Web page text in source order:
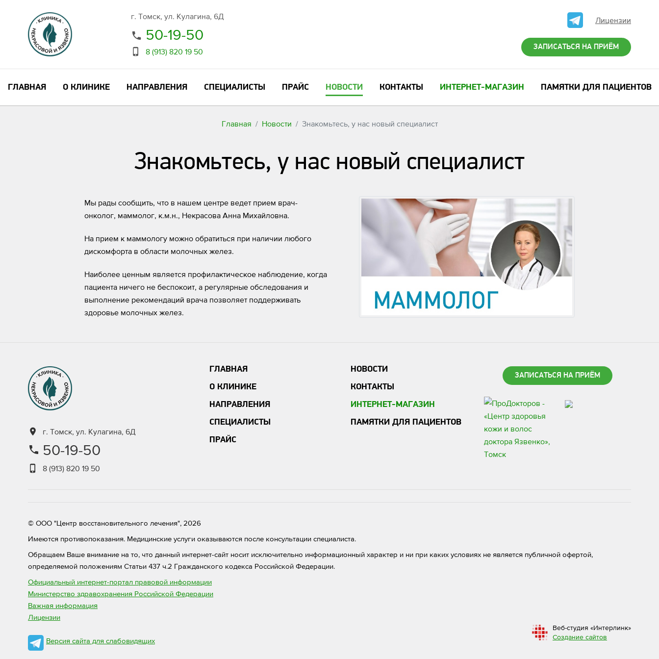
г. Томск, ул. Кулагина, 6Д
50-19-50
8 (913) 820 19 50
Лицензии
ЗАПИСАТЬСЯ НА ПРИЁМ
ГЛАВНАЯ О КЛИНИКЕ НАПРАВЛЕНИЯ СПЕЦИАЛИСТЫ ПРАЙС НОВОСТИ КОНТАКТЫ ИНТЕРНЕТ-МАГАЗИН ПАМЯТКИ ДЛЯ ПАЦИЕНТОВ
Главная Новости Знакомьтесь, у нас новый специалист
Знакомьтесь, у нас новый специалист
Мы рады сообщить, что в нашем центре ведет прием врач-
онколог, маммолог, к.м.н., Некрасова Анна Михайловна.
На прием к маммологу можно обратиться при наличии любого
дискомфорта в области молочных желез.
Наиболее ценным является профилактическое наблюдение, когда
пациента ничего не беспокоит, а регулярные обследования и
выполнение рекомендаций врача позволяет поддерживать
здоровье молочных желез.
г. Томск, ул. Кулагина, 6Д
50-19-50
8 (913) 820 19 50
ГЛАВНАЯ
О КЛИНИКЕ
НАПРАВЛЕНИЯ
СПЕЦИАЛИСТЫ
ПРАЙС
НОВОСТИ
КОНТАКТЫ
ИНТЕРНЕТ-МАГАЗИН
ПАМЯТКИ ДЛЯ ПАЦИЕНТОВ
ЗАПИСАТЬСЯ НА ПРИЁМ
© ООО "Центр восстановительного лечения", 2026
Имеются противопоказания. Медицинские услуги оказываются после консультации специалиста.
Обращаем Ваше внимание на то, что данный интернет-сайт носит исключительно информационный характер и ни при каких условиях не является публичной офертой,
определяемой положениям Статьи 437 ч.2 Гражданского кодекса Российской Федерации.
Официальный интернет-портал правовой информации
Министерство здравохранения Российской Федерации
Важная информация
Лицензии
Версия сайта для слабовидящих
Веб-студия «Интерлинк»
Создание сайтов